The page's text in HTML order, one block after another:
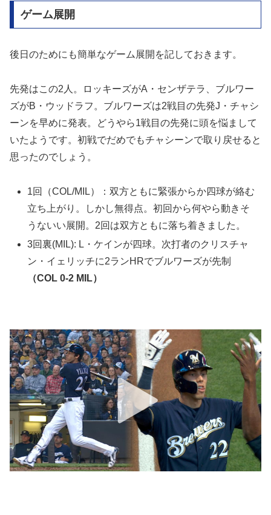
ゲーム展開
後日のためにも簡単なゲーム展開を記しておきます。
先発はこの2人。ロッキーズがA・センザテラ、ブルワー
ズがB・ウッドラフ。ブルワーズは2戦目の先発J・チャシ
ーンを早めに発表。どうやら1戦目の先発に頭を悩まして
いたようです。初戦でだめでもチャシーンで取り戻せると
思ったのでしょう。
1回（COL/MIL）：双方ともに緊張からか四球が絡む
立ち上がり。しかし無得点。初回から何やら動きそ
うないい展開。2回は双方ともに落ち着きました。
3回裏(MIL): L・ケインが四球。次打者のクリスチャ
ン・イェリッチに2ランHRでブルワーズが先制
（COL 0-2 MIL）